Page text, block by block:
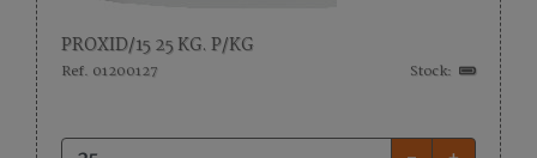
PROXID/15 25 KG. P/KG
Ref. 01200127 Stock: